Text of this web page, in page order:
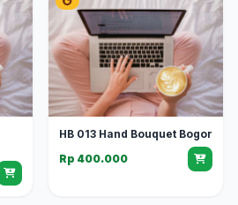
HB 013 Hand Bouquet Bogor
Rp 400.000